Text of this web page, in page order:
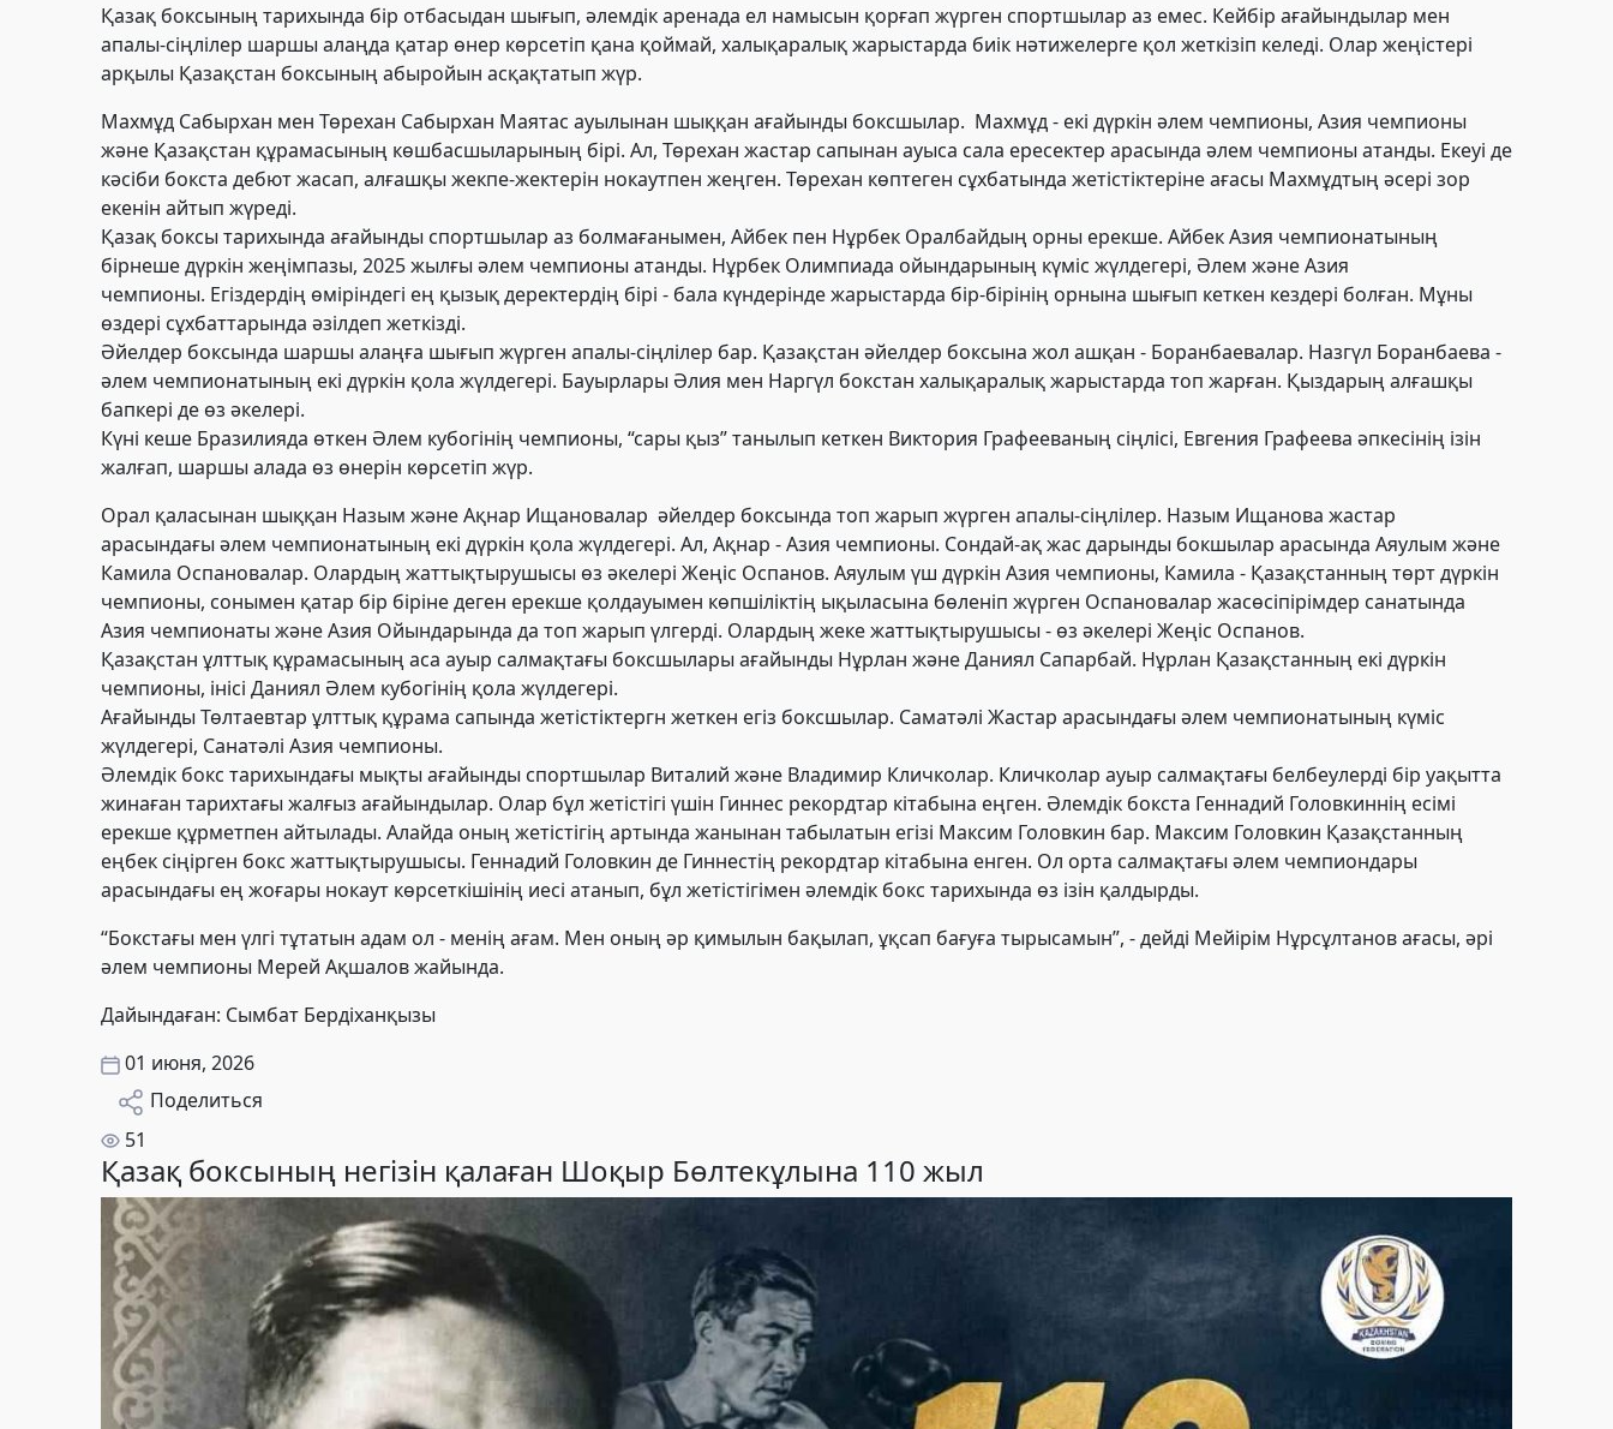
Қазақ боксының тарихында бір отбасыдан шығып, әлемдік аренада ел намысын қорғап жүрген спортшылар аз емес. Кейбір ағайындылар мен
апалы-сіңлілер шаршы алаңда қатар өнер көрсетіп қана қоймай, халықаралық жарыстарда биік нәтижелерге қол жеткізіп келеді. Олар жеңістері
арқылы Қазақстан боксының абыройын асқақтатып жүр.
Махмұд Сабырхан мен Төрехан Сабырхан Маятас ауылынан шыққан ағайынды боксшылар. Махмұд- екі дүркін әлем чемпионы, Азия чемпионы
және Қазақстан құрамасының көшбасшыларының бірі. Ал, Төрехан жастар сапынан ауыса сала ересектер арасында әлем чемпионы атанды. Екеуі де
кәсіби бокста дебют жасап, алғашқы жекпе-жектерін нокаутпен жеңген. Төрехан көптеген сұхбатында жетістіктеріне ағасы Махмұдтың әсері зор
екенін айтып жүреді.
Қазақ боксы тарихында ағайынды спортшылар аз болмағанымен, Айбек пен Нұрбек Оралбайдың орны ерекше. Айбек Азия чемпионатының
бірнеше дүркін жеңімпазы, 2025 жылғы әлем чемпионы атанды. Нұрбек Олимпиада ойындарының күміс жүлдегері, Әлем және Азия
чемпионы. Егіздердің өміріндегі ең қызық деректердің бірі - бала күндерінде жарыстарда бір-бірінің орнына шығып кеткен кездері болған. Мұны
өздері сұхбаттарында әзілдеп жеткізді.
Әйелдер боксында шаршы алаңға шығып жүрген апалы-сіңлілер бар. Қазақстан әйелдер боксына жол ашқан - Боранбаевалар. Назгүл Боранбаева -
әлем чемпионатының екі дүркін қола жүлдегері. Бауырлары Әлия мен Наргүл бокстан халықаралық жарыстарда топ жарған. Қыздарың алғашқы
бапкері де өз әкелері.
Күні кеше Бразилияда өткен Әлем кубогінің чемпионы, “сары қыз” танылып кеткен Виктория Графееваның сіңлісі, Евгения Графеева әпкесінің ізін
жалғап, шаршы алада өз өнерін көрсетіп жүр.
Орал қаласынан шыққан Назым және Ақнар Ищановалар әйелдер боксында топ жарып жүрген апалы-сіңлілер. Назым Ищанова жастар
арасындағы әлем чемпионатының екі дүркін қола жүлдегері. Ал, Ақнар - Азия чемпионы. Сондай-ақ жас дарынды бокшылар арасында Аяулым және
Камила Оспановалар. Олардың жаттықтырушысы өз әкелері Жеңіс Оспанов. Аяулым үш дүркін Азия чемпионы, Камила - Қазақстанның төрт дүркін
чемпионы, сонымен қатар бір біріне деген ерекше қолдауымен көпшіліктің ықыласына бөленіп жүрген Оспановалар жасөсіпірімдер санатында
Азия чемпионаты және Азия Ойындарында да топ жарып үлгерді. Олардың жеке жаттықтырушысы - өз әкелері Жеңіс Оспанов.
Қазақстан ұлттық құрамасының аса ауыр салмақтағы боксшылары ағайынды Нұрлан және Даниял Сапарбай. Нұрлан Қазақстанның екі дүркін
чемпионы, інісі Даниял Әлем кубогінің қола жүлдегері.
Ағайынды Төлтаевтар ұлттық құрама сапында жетістіктергн жеткен егіз боксшылар. Саматәлі Жастар арасындағы әлем чемпионатының күміс
жүлдегері, Санатәлі Азия чемпионы.
Әлемдік бокс тарихындағы мықты ағайынды спортшылар Виталий және Владимир Кличколар. Кличколар ауыр салмақтағы белбеулерді бір уақытта
жинаған тарихтағы жалғыз ағайындылар. Олар бұл жетістігі үшін Гиннес рекордтар кітабына еңген. Әлемдік бокста Геннадий Головкиннің есімі
ерекше құрметпен айтылады. Алайда оның жетістігің артында жанынан табылатын егізі Максим Головкин бар. Максим Головкин Қазақстанның
еңбек сіңірген бокс жаттықтырушысы. Геннадий Головкин де Гиннестің рекордтар кітабына енген. Ол орта салмақтағы әлем чемпиондары
арасындағы ең жоғары нокаут көрсеткішінің иесі атанып, бұл жетістігімен әлемдік бокс тарихында өз ізін қалдырды.
“Бокстағы мен үлгі тұтатын адам ол - менің ағам. Мен оның әр қимылын бақылап, ұқсап бағуға тырысамын”, - дейді Мейірім Нұрсұлтанов ағасы, әрі
әлем чемпионы Мерей Ақшалов жайында.
Дайындаған: Сымбат Бердіханқызы
01 июня, 2026
Поделиться
51
Қазақ боксының негізін қалаған Шоқыр Бөлтекұлына 110 жыл